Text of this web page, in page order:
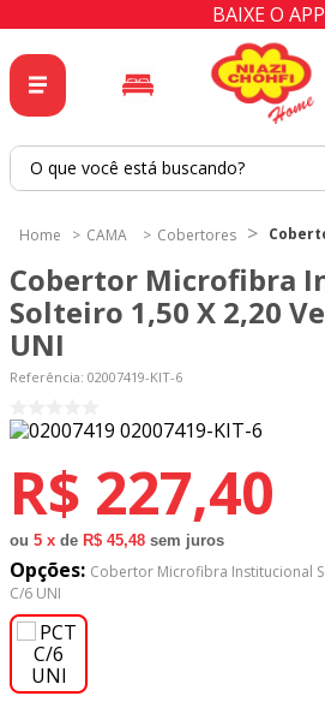
BAIXE O APP
O que você está buscando?
CAMA Cobertores
Cobertor Microfibra
Solteiro 1,50 X 2,20
UNI
Referência: 02007419-KIT-6
R$ 227,40
ou 5 x de R$ 45,48 sem juros
Opções: Cobertor Microfibra Institucional
C/6 UNI
2º
tapete
3º
4º
tapetes
5º
tecido percal
7º
percal
8 º
tecido tricoline
9 º
10º toalha mesa